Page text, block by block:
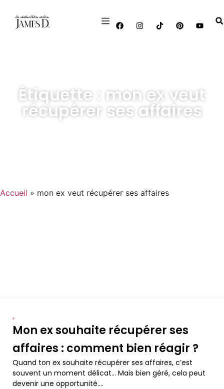
Étiquette : mon ex veut
récupérer ses affaires
Accueil » mon ex veut récupérer ses affaires
,
Mon ex souhaite récupérer ses
affaires : comment bien réagir ?
Quand ton ex souhaite récupérer ses affaires, c’est
souvent un moment délicat… Mais bien géré, cela peut
devenir une opportunité....